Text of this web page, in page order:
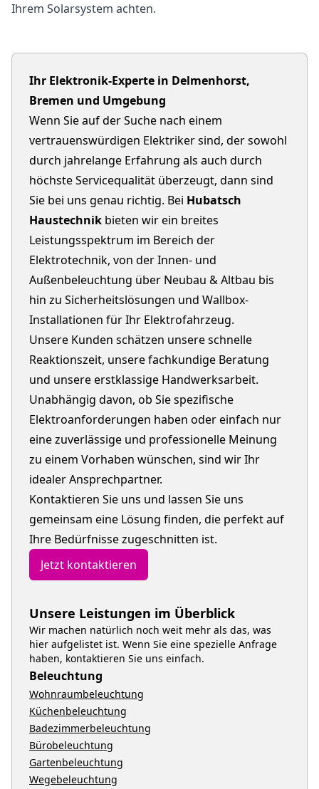
Ihrem Solarsystem achten.
Ihr Elektronik-Experte in Delmenhorst,
Bremen und Umgebung
Wenn Sie auf der Suche nach einem
vertrauenswürdigen Elektriker sind, der sowohl
durch jahrelange Erfahrung als auch durch
höchste Servicequalität überzeugt, dann sind
Sie bei uns genau richtig. Bei Hubatsch
Haustechnik bieten wir ein breites
Leistungsspektrum im Bereich der
Elektrotechnik, von der Innen- und
Außenbeleuchtung über Neubau & Altbau bis
hin zu Sicherheitslösungen und Wallbox-
Installationen für Ihr Elektrofahrzeug.
Unsere Kunden schätzen unsere schnelle
Reaktionszeit, unsere fachkundige Beratung
und unsere erstklassige Handwerksarbeit.
Unabhängig davon, ob Sie spezifische
Elektroanforderungen haben oder einfach nur
eine zuverlässige und professionelle Meinung
zu einem Vorhaben wünschen, sind wir Ihr
idealer Ansprechpartner.
Kontaktieren Sie uns und lassen Sie uns
gemeinsam eine Lösung finden, die perfekt auf
Ihre Bedürfnisse zugeschnitten ist.
Jetzt kontaktieren
Unsere Leistungen im Überblick
Wir machen natürlich noch weit mehr als das, was
hier aufgelistet ist. Wenn Sie eine spezielle Anfrage
haben, kontaktieren Sie uns einfach.
Beleuchtung
Wohnraumbeleuchtung
Küchenbeleuchtung
Badezimmerbeleuchtung
Bürobeleuchtung
Gartenbeleuchtung
Wegebeleuchtung